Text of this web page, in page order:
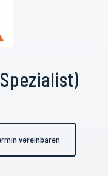
vereinbaren